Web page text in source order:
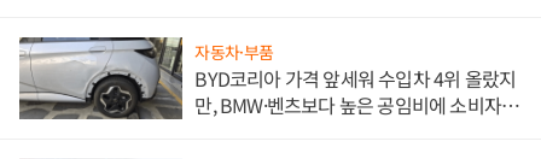
자동차·부품
BYD코리아 가격 앞세워 수입차 4위 올랐지
만, BMW·벤츠보다 높은 공임비에 소비자